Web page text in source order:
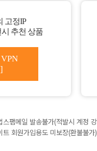
고정IP
추천 상품
스팸메일 발송불가(적발시 계정
트 회원가입용도 미보장(환불불가)